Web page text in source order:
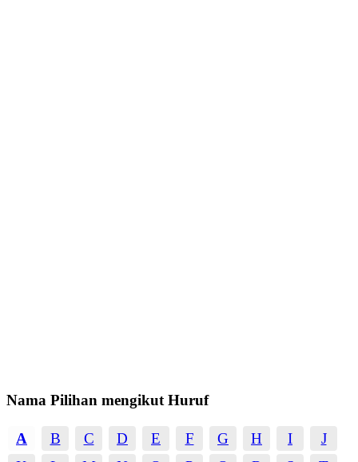
Nama Pilihan mengikut Huruf
A B C D E F G H I
J